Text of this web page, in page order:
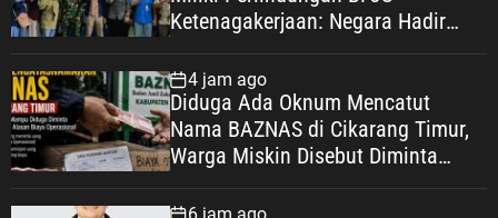
Ketenagakerjaan: Negara Hadir
Kesejahteraan
4 jam ago
Diduga Ada Oknum Mencatut
Nama BAZNAS di Cikarang Timur,
Warga Miskin Disebut Diminta
Operasional